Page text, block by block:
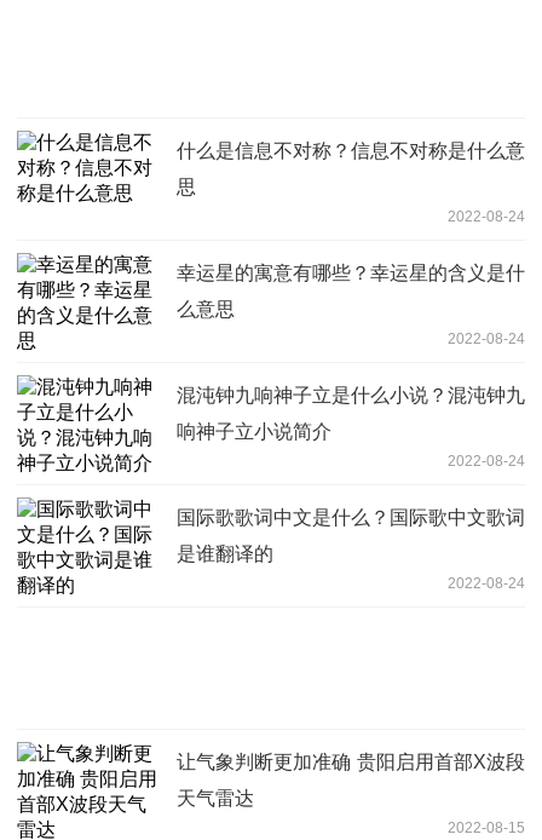
什么是信息不对称？信息不对称是什么意
思
2022-08-24
幸运星的寓意有哪些？幸运星的含义是什
么意思
2022-08-24
混沌钟九响神子立是什么小说？混沌钟九
响神子立小说简介
2022-08-24
国际歌歌词中文是什么？国际歌中文歌词
是谁翻译的
2022-08-24
让气象判断更加准确 贵阳启用首部X波段
天气雷达
2022-08-15